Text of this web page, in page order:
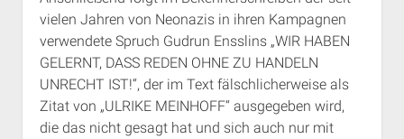
vielen Jahren von Neonazis in ihren Kampagnen
verwendete Spruch Gudrun Ensslins „WIR HABEN
GELERNT, DASS REDEN OHNE ZU HANDELN
UNRECHT IST!“, der im Text fälschlicherweise als
Zitat von „ULRIKE MEINHOFF“ ausgegeben wird,
die das nicht gesagt hat und sich auch nur mit